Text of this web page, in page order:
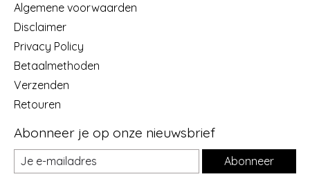
Algemene voorwaarden
Disclaimer
Privacy Policy
Betaalmethoden
Verzenden
Retouren
Abonneer je op onze nieuwsbrief
Abonneer